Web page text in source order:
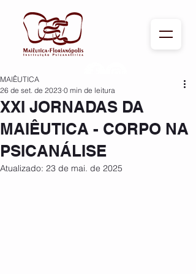
XXI JORNADAS DA
MAIÊUTICA - CORPO NA
PSICANÁLISE
MAIÊUTICA
26 de set. de 2023 0 min de leitura
Atualizado: 23 de mai. de 2025